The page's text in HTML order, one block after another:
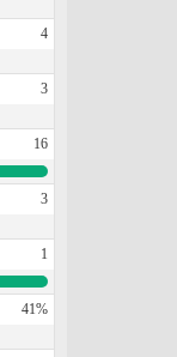
4
3
16
3
1
41%